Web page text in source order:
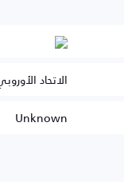
الاتحاد
Unknown